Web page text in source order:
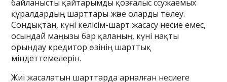
байланысты қайтарымды қозғалыс ссужаемых
құралдардың шарттары және оларды төлеу.
Сондықтан, күні келісім-шарт жасасу несие емес,
осындай маңызы бар қаланың, күні нақты
орындау кредитор өзінің шарттық
міндеттемелерін.
Жиі жасалатын шарттарда арналған несиеге